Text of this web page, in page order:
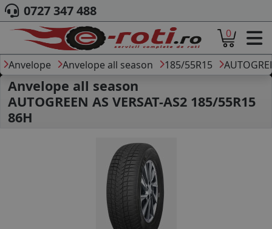
ACASA
DESPRE NOI
ANVELOPE
AUTO
CAMION
CAUTARE DUPA
DIMENSIUNI
PRODUCATORI ANVELOPE
MARCA AUTO
0727 347 488
0
Anvelope Anvelope all season 185/55R15
Anvelope all season
AUTOGREEN AS VERSAT-AS2 185/55R15
86H